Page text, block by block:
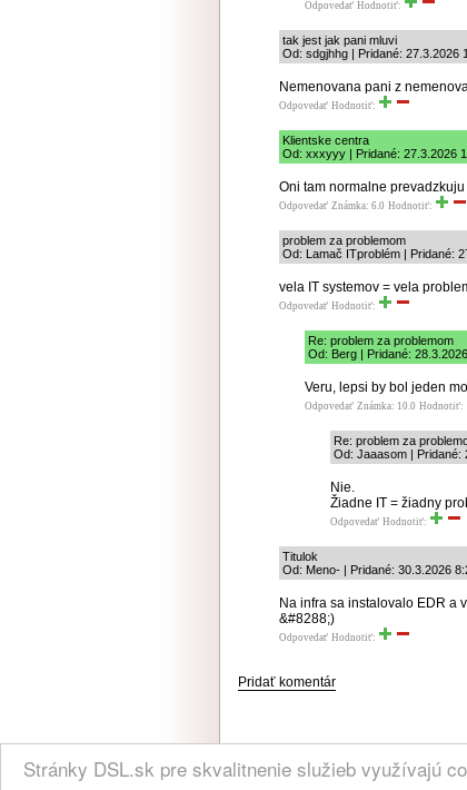
Stránky DSL.sk pre skvalitnenie služieb využívajú
Odpovedať Hodnotiť:
tak jest jak pani mluvi
Od: sdgjhhg | Pridané: 27.3.2026
Nemenovana pani z
Odpovedať Hodnotiť:
Klientske centra
Od: xxxyyy | Pridané: 27.3.2026
Oni tam normalne
Odpovedať Známka: 6.0 Hodnotiť:
problem za problemom
Od: Lamač ITproblém | Pridané:
vela IT systemov = vela
Odpovedať Hodnotiť:
Re: problem za problemom
Od: Berg | Pridané:
Veru, lepsi by bol jeden
Odpovedať Známka: 10.0 Hodnotiť:
Re: problem za
Od: Jaaasom | Pridané:
Nie.
Žiadne IT = žiadny
Odpovedať Hodnotiť:
Titulok
Od: Meno- | Pridané: 30.3.2026
Na infra sa instalovalo EDR a
&#8288;)
Odpovedať Hodnotiť:
Pridať komentár
(C) 2004, 2005 DSL.sk | Všetky práva
Všetky uvedené